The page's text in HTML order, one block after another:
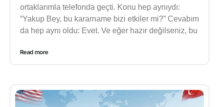
ortaklarımla telefonda geçti. Konu hep aynıydı:
“Yakup Bey, bu kararname bizi etkiler mi?” Cevabım
da hep aynı oldu: Evet. Ve eğer hazır değilseniz, bu
Read more